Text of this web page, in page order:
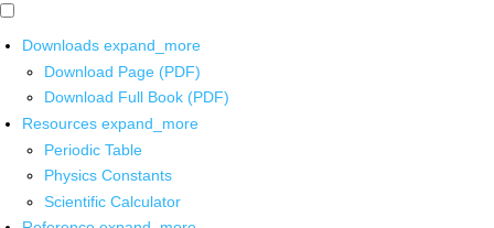
Downloads expand_more
Download Page (PDF)
Download Full Book (PDF)
Resources expand_more
Periodic Table
Physics Constants
Scientific Calculator